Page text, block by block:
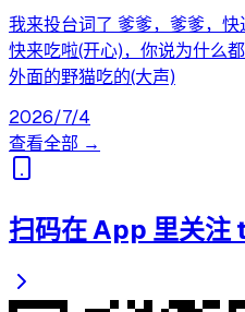
我来投台词了 爹爹，爹爹，快
快来吃啦(开心)，你说为什么
外面的野猫吃的(大声)
2026/7/4
查看全部 →
扫码在 App 里关注